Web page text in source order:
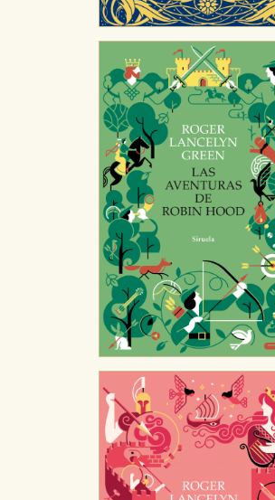
GUARDAR CONFIGURACIÓN
Puede consultar nuestrapolítica de cookies